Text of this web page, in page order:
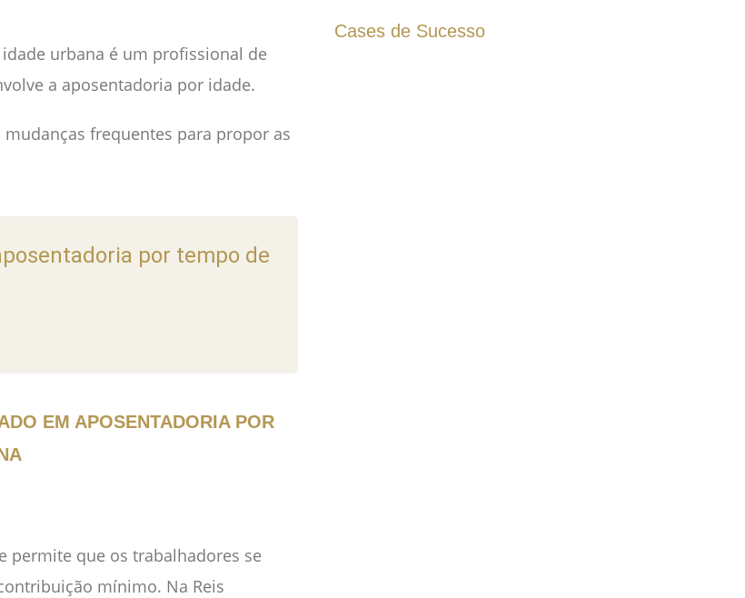
urbana é um profissional de
a aposentadoria por idade.
frequentes para propor as
por tempo de
EM APOSENTADORIA POR
permite que os trabalhadores se
mínimo. Na Reis
Cases de Sucesso